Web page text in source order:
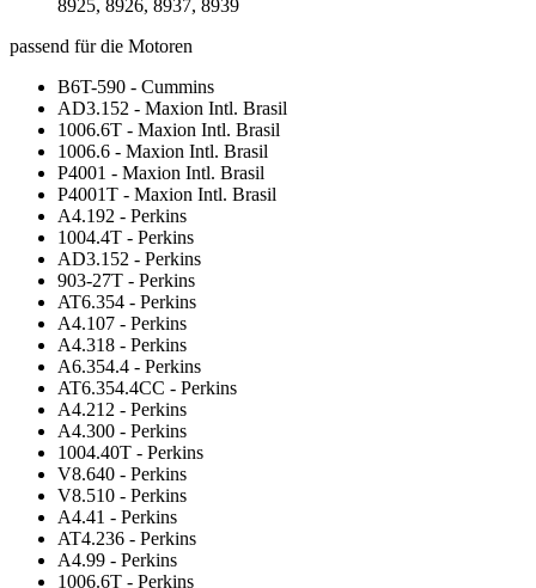
8925, 8926, 8937, 8939
passend für die Motoren
B6T-590 - Cummins
AD3.152 - Maxion Intl. Brasil
1006.6T - Maxion Intl. Brasil
1006.6 - Maxion Intl. Brasil
P4001 - Maxion Intl. Brasil
P4001T - Maxion Intl. Brasil
A4.192 - Perkins
1004.4T - Perkins
AD3.152 - Perkins
903-27T - Perkins
AT6.354 - Perkins
A4.107 - Perkins
A4.318 - Perkins
A6.354.4 - Perkins
AT6.354.4CC - Perkins
A4.212 - Perkins
A4.300 - Perkins
1004.40T - Perkins
V8.640 - Perkins
V8.510 - Perkins
A4.41 - Perkins
AT4.236 - Perkins
A4.99 - Perkins
1006.6T - Perkins